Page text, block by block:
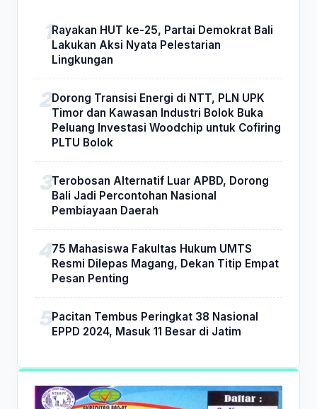
Rayakan HUT ke-25, Partai Demokrat Bali
Lakukan Aksi Nyata Pelestarian
Lingkungan
Dorong Transisi Energi di NTT, PLN UPK
Timor dan Kawasan Industri Bolok Buka
Peluang Investasi Woodchip untuk Cofiring
PLTU Bolok
Terobosan Alternatif Luar APBD, Dorong
Bali Jadi Percontohan Nasional
Pembiayaan Daerah
75 Mahasiswa Fakultas Hukum UMTS
Resmi Dilepas Magang, Dekan Titip Empat
Pesan Penting
Pacitan Tembus Peringkat 38 Nasional
EPPD 2024, Masuk 11 Besar di Jatim